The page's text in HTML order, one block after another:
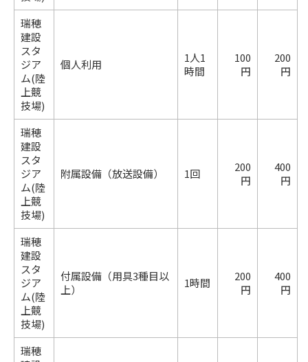
瑞穂
建設
スタ
ジア
ム(陸
上競
技場)
個人利用
1人1
時間
100
円
200
円
瑞穂
建設
スタ
ジア
ム(陸
上競
技場)
附属設備（放送設備） 1回
200
円
400
円
瑞穂
建設
スタ
ジア
ム(陸
上競
技場)
付属設備（用具3種目以
上）
1時間
200
円
400
円
瑞穂